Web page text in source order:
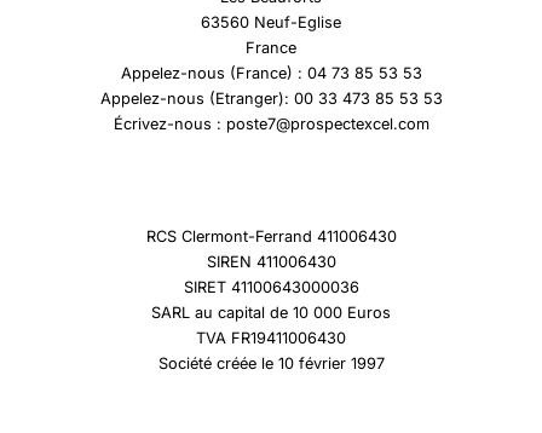
63560 Neuf-Eglise
France
Appelez-nous (France) : 04 73 85 53 53
Appelez-nous (Etranger): 00 33 473 85 53 53
Écrivez-nous : poste7@prospectexcel.com
RCS Clermont-Ferrand 411006430
SIREN 411006430
SIRET 41100643000036
SARL au capital de 10 000 Euros
TVA FR19411006430
Société créée le 10 février 1997